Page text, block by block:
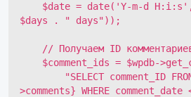
$days . " days"));
>comments} WHERE comment_date